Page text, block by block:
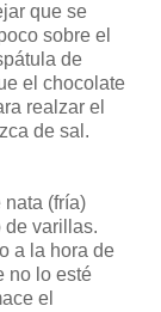
que se
sobre el
de
el chocolate
realzar el
de sal.
nata (fría)
de varillas.
a la hora de
no lo esté
el